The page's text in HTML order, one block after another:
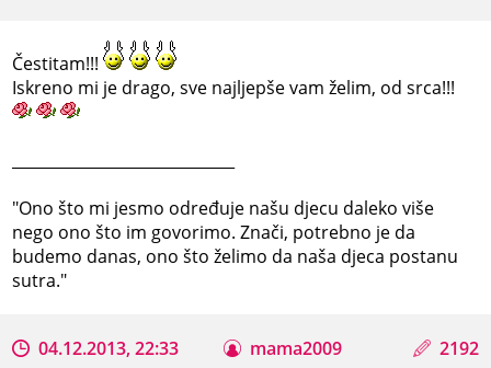
Čestitam!!!
Iskreno mi je drago, sve najljepše vam želim, od srca!!!
"Ono što mi jesmo određuje našu djecu daleko više
nego ono što im govorimo. Znači, potrebno je da
budemo danas, ono što želimo da naša djeca postanu
sutra."
04.12.2013, 22:33 mama2009 2192